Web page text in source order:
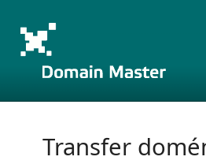
Transfer